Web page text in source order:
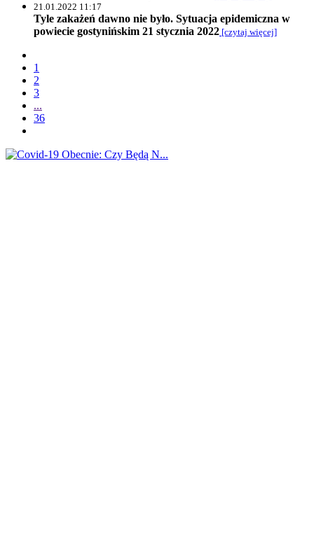
21.01.2022 11:17
Tyle zakażeń dawno nie było. Sytuacja epidemiczna w
powiecie gostynińskim 21 stycznia 2022 [czytaj więcej]
1
2
3
...
36